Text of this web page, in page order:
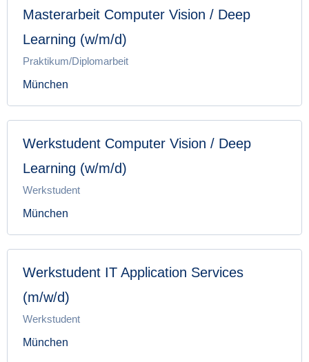
Masterarbeit Computer Vision / Deep
Learning (w/m/d)
Praktikum/Diplomarbeit
München
Werkstudent Computer Vision / Deep
Learning (w/m/d)
Werkstudent
München
Werkstudent IT Application Services
(m/w/d)
Werkstudent
München